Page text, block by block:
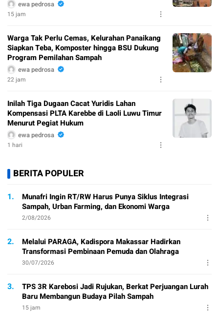
ewa pedrosa
15 jam
Warga Tak Perlu Cemas, Kelurahan Panaikang
Siapkan Teba, Komposter hingga BSU Dukung
Program Pemilahan Sampah
ewa pedrosa
22 jam
Inilah Tiga Dugaan Cacat Yuridis Lahan
Kompensasi PLTA Karebbe di Laoli Luwu Timur
Menurut Pegiat Hukum
ewa pedrosa
1 hari
BERITA POPULER
1.
Munafri Ingin RT/RW Harus Punya Siklus Integrasi
Sampah, Urban Farming, dan Ekonomi Warga
2/08/2026
2.
Melalui PARAGA, Kadispora Makassar Hadirkan
Transformasi Pembinaan Pemuda dan Olahraga
30/07/2026
3.
TPS 3R Karebosi Jadi Rujukan, Berkat Perjuangan Lurah
Baru Membangun Budaya Pilah Sampah
15 jam